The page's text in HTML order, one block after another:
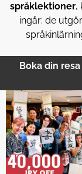
språklektioner,
ingår: de
Boka din